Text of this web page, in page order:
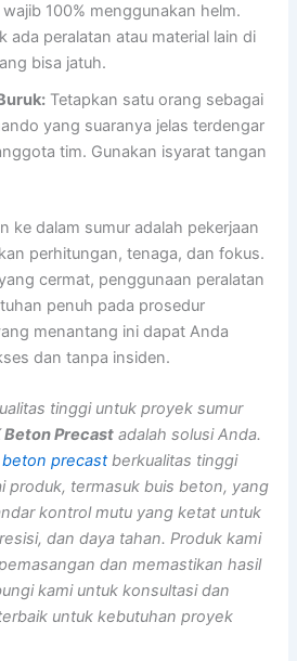
100% menggunakan helm.
ada peralatan atau material lain di
bisa jatuh.
Tetapkan satu orang sebagai
yang suaranya jelas terdengar
tim. Gunakan isyarat tangan
ke dalam sumur adalah pekerjaan
perhitungan, tenaga, dan fokus.
cermat, penggunaan peralatan
penuh pada prosedur
menantang ini dapat Anda
dan tanpa insiden.
tinggi untuk proyek sumur
Beton Precast adalah solusi Anda.
precastberkualitas tinggi
produk, termasuk buis beton, yang
kontrol mutu yang ketat untuk
dan daya tahan. Produk kami
dan memastikan hasil
kami untuk konsultasi dan
untuk kebutuhan proyek